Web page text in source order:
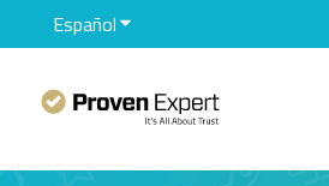
EspañolTraducciones de Mostrar